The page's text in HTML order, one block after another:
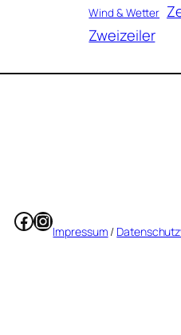
Wind & Wetter
Zweizeiler
Facebook
Instagram
Impressum /